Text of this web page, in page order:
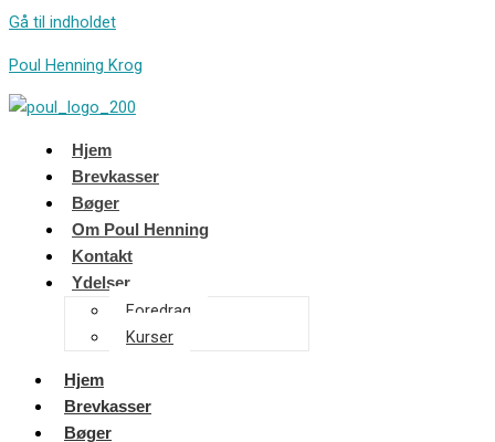
Gå til indholdet
Poul Henning Krog
Hjem
Brevkasser
Bøger
Om Poul Henning
Kontakt
Ydelser
Foredrag
Kurser
Hjem
Brevkasser
Bøger